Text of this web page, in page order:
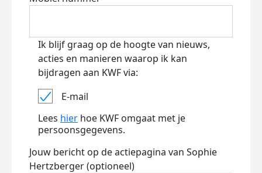
Ik blijf graag op de hoogte van nieuws,
acties en manieren waarop ik kan
bijdragen aan KWF via:
E-mail
Lees hier hoe KWF omgaat met je
persoonsgegevens.
Jouw bericht op de actiepagina van Sophie
Hertzberger (optioneel)